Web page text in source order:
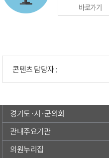
바로가기
콘텐츠 담당자 :
경기도·시·군의회
관내주요기관
의원누리집